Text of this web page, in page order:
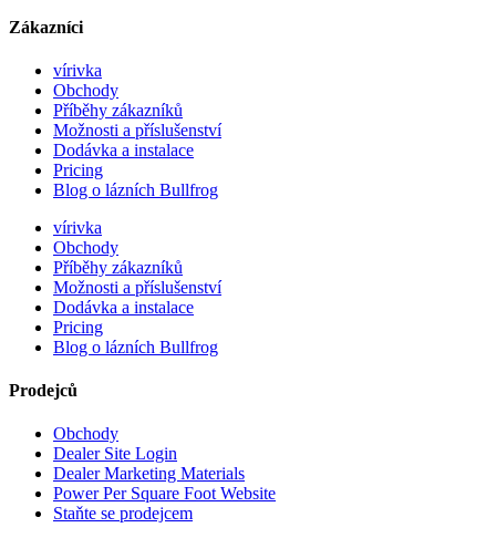
Zákazníci
vírivka
Obchody
Příběhy zákazníků
Možnosti a příslušenství
Dodávka a instalace
Pricing
Blog o lázních Bullfrog
vírivka
Obchody
Příběhy zákazníků
Možnosti a příslušenství
Dodávka a instalace
Pricing
Blog o lázních Bullfrog
Prodejců
Obchody
Dealer Site Login
Dealer Marketing Materials
Power Per Square Foot Website
Staňte se prodejcem